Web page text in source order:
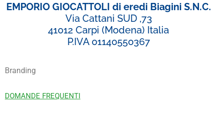
EMPORIO GIOCATTOLI di eredi Biagini S.N.C.
Via Cattani SUD ,73
41012 Carpi (Modena) Italia
P.IVA 01140550367
Branding
DOMANDE FREQUENTI